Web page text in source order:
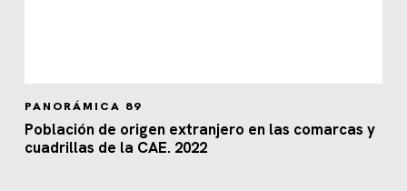
PANORÁMICA 89
Población de origen extranjero en las comarcas y
cuadrillas de la CAE. 2022